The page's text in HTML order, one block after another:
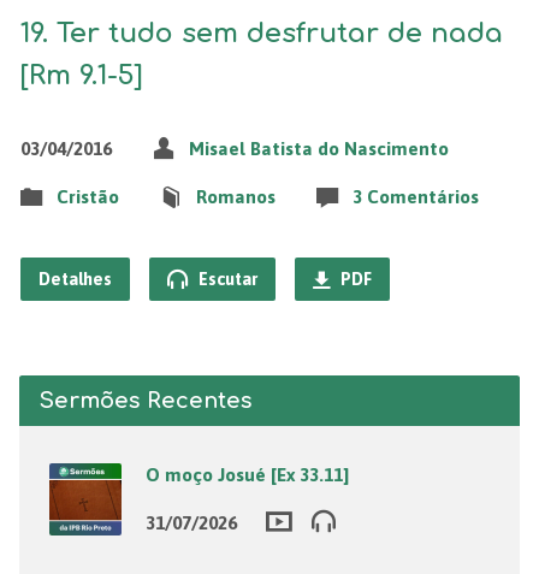
19. Ter tudo sem desfrutar de nada
[Rm 9.1-5]
03/04/2016 Misael Batista do Nascimento
Cristão Romanos 3 Comentários
Detalhes Escutar PDF
Sermões Recentes
O moço Josué [Ex 33.11]
31/07/2026